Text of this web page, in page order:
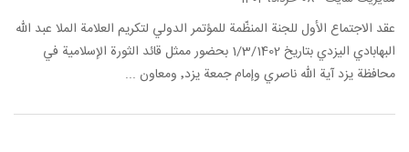
عقد الاجتماع الأول للجنة المنظّمة للمؤتمر الدولي لتكريم العلامة الملا عبد الله
البهابادي اليزدي بتاريخ 1/3/1402 بحضور ممثل قائد الثورة الإسلامية في
محافظة يزد آية الله ناصري وإمام جمعة يزد٬ ومعاون ...